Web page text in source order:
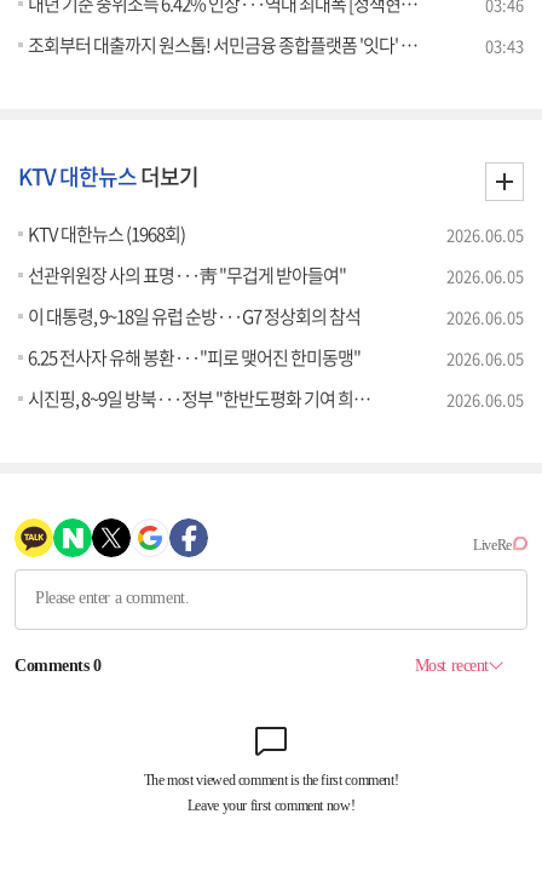
조회부터 대출까지 원스톱! 서민금융 종합플랫폼 '잇다' 출시' [클릭K+] 03:43
KTV 대한뉴스더보기
KTV 대한뉴스 (1968회) 2026.06.05
선관위원장 사의 표명···靑 "무겁게 받아들여" 2026.06.05
이 대통령, 9~18일 유럽 순방···G7 정상회의 참석 2026.06.05
6.25 전사자 유해 봉환···"피로 맺어진 한미동맹" 2026.06.05
시진핑, 8~9일 방북···정부 "한반도평화 기여 희망" 2026.06.05